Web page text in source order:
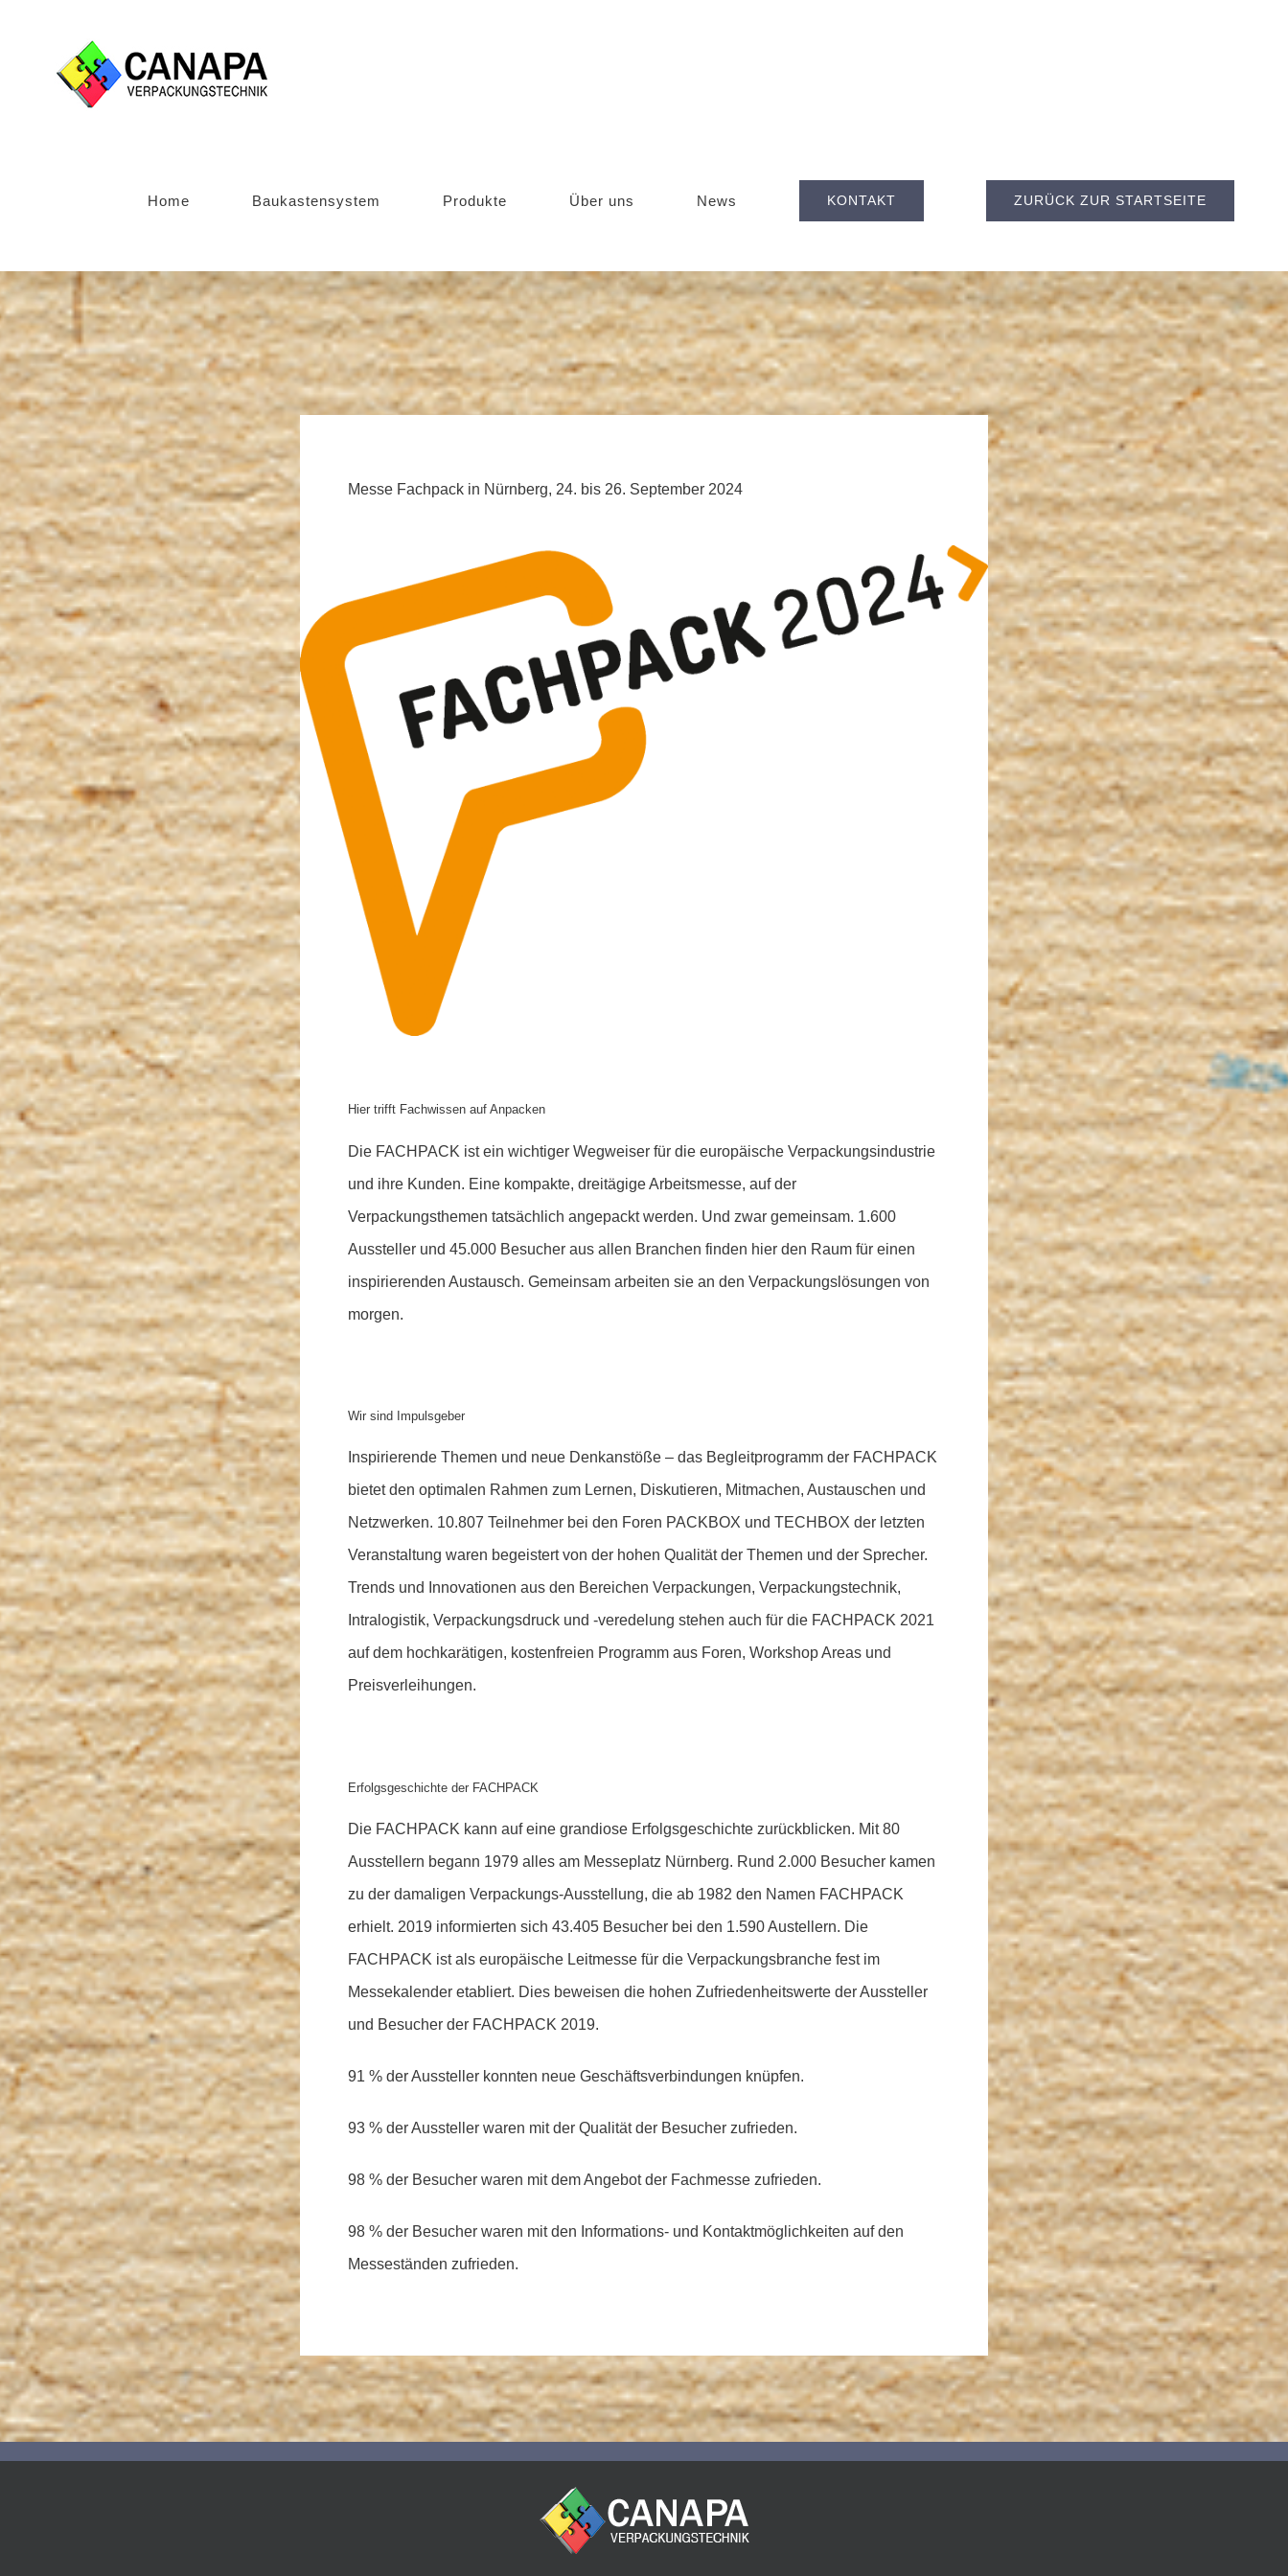
springen
Home Baukastensystem Produkte Über uns News KONTAKT ZURÜCK ZUR STARTSEITE
Messe Fachpack in Nürnberg, 24. bis 26. September 2024
Hier trifft Fachwissen auf Anpacken
Die FACHPACK ist ein wichtiger Wegweiser für die europäische Verpackungsindustrie
und ihre Kunden. Eine kompakte, dreitägige Arbeitsmesse, auf der
Verpackungsthemen tatsächlich angepackt werden. Und zwar gemeinsam. 1.600
Aussteller und 45.000 Besucher aus allen Branchen finden hier den Raum für einen
inspirierenden Austausch. Gemeinsam arbeiten sie an den Verpackungslösungen von
morgen.
Wir sind Impulsgeber
Inspirierende Themen und neue Denkanstöße – das Begleitprogramm der FACHPACK
bietet den optimalen Rahmen zum Lernen, Diskutieren, Mitmachen, Austauschen und
Netzwerken. 10.807 Teilnehmer bei den Foren PACKBOX und TECHBOX der letzten
Veranstaltung waren begeistert von der hohen Qualität der Themen und der Sprecher.
Trends und Innovationen aus den Bereichen Verpackungen, Verpackungstechnik,
Intralogistik, Verpackungsdruck und -veredelung stehen auch für die FACHPACK 2021
auf dem hochkarätigen, kostenfreien Programm aus Foren, Workshop Areas und
Preisverleihungen.
Erfolgsgeschichte der FACHPACK
Die FACHPACK kann auf eine grandiose Erfolgsgeschichte zurückblicken. Mit 80
Ausstellern begann 1979 alles am Messeplatz Nürnberg. Rund 2.000 Besucher kamen
zu der damaligen Verpackungs-Ausstellung, die ab 1982 den Namen FACHPACK
erhielt. 2019 informierten sich 43.405 Besucher bei den 1.590 Austellern. Die
FACHPACK ist als europäische Leitmesse für die Verpackungsbranche fest im
Messekalender etabliert. Dies beweisen die hohen Zufriedenheitswerte der Aussteller
und Besucher der FACHPACK 2019.
91 % der Aussteller konnten neue Geschäftsverbindungen knüpfen.
93 % der Aussteller waren mit der Qualität der Besucher zufrieden.
98 % der Besucher waren mit dem Angebot der Fachmesse zufrieden.
98 % der Besucher waren mit den Informations- und Kontaktmöglichkeiten auf den
Messeständen zufrieden.